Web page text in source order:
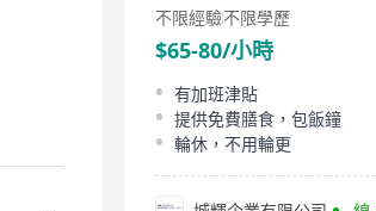
不限經驗不限學歷
$65-80/小時
有加班津貼
提供免費膳食，包飯鐘
輪休，不用輪更